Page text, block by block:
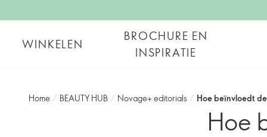
WINKELEN
BROCHURE EN
INSPIRATIE
Home / BEAUTY HUB / Novage+ editorials / Hoe beïnvloedt
Hoe